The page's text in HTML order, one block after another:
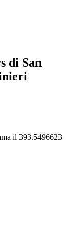
di San
il 393.5496623